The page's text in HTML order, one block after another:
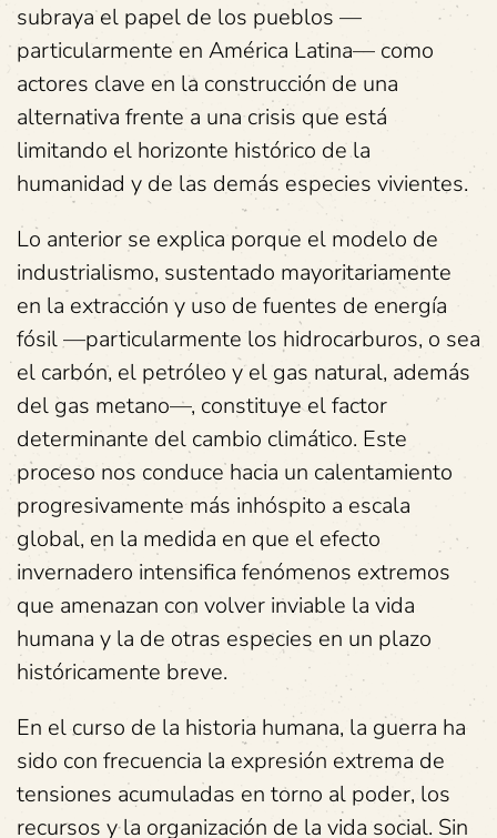
subraya el papel de los pueblos —
particularmente en América Latina— como
actores clave en la construcción de una
alternativa frente a una crisis que está
limitando el horizonte histórico de la
humanidad y de las demás especies vivientes.
Lo anterior se explica porque el modelo de
industrialismo, sustentado mayoritariamente
en la extracción y uso de fuentes de energía
fósil —particularmente los hidrocarburos, o sea
el carbón, el petróleo y el gas natural, además
del gas metano—, constituye el factor
determinante del cambio climático. Este
proceso nos conduce hacia un calentamiento
progresivamente más inhóspito a escala
global, en la medida en que el efecto
invernadero intensifica fenómenos extremos
que amenazan con volver inviable la vida
humana y la de otras especies en un plazo
históricamente breve.
En el curso de la historia humana, la guerra ha
sido con frecuencia la expresión extrema de
tensiones acumuladas en torno al poder, los
recursos y la organización de la vida social. Sin